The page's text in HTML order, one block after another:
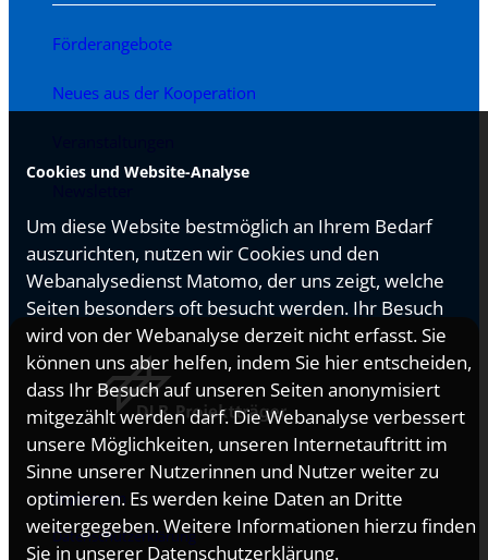
Cookies und Website-Analyse
Um diese Website bestmöglich an Ihrem Bedarf
auszurichten, nutzen wir Cookies und den
Webanalysedienst Matomo, der uns zeigt, welche
Seiten besonders oft besucht werden. Ihr Besuch
wird von der Webanalyse derzeit nicht erfasst. Sie
können uns aber helfen, indem Sie hier entscheiden,
dass Ihr Besuch auf unseren Seiten anonymisiert
mitgezählt werden darf. Die Webanalyse verbessert
unsere Möglichkeiten, unseren Internetauftritt im
Sinne unserer Nutzerinnen und Nutzer weiter zu
optimieren. Es werden keine Daten an Dritte
weitergegeben. Weitere Informationen hierzu finden
Sie in unserer Datenschutzerklärung.
Förderangebote
Neues aus der Kooperation
Impressum
Datenschutzerklärung